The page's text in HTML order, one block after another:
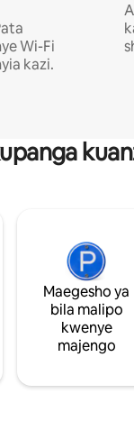
Wi-Fi
kazi.
Maegesho ya
bila malipo
kwenye
majengo